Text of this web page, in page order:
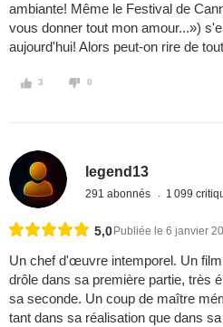
ambiante! Même le Festival de
vous donner tout mon amour...»)
aujourd'hui! Alors peut-on rire de
3 0
legend13
291 abonnés 1 099
5,0 Publiée le 6 janvier
Un chef d'œuvre intemporel. Un
drôle dans sa première partie, très
sa seconde. Un coup de maître
tant dans sa réalisation que dans